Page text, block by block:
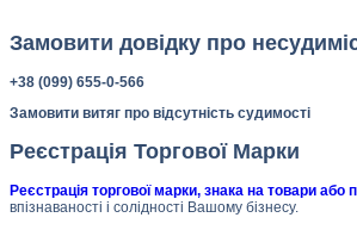
Замовити довідку про
+38 (099) 655-0-566
Замовити витяг про відсутність судимості
Реєстрація Торгової Марки
Реєстрація торгової марки, знака на товари або
впізнаваності і солідності Вашому бізнесу.